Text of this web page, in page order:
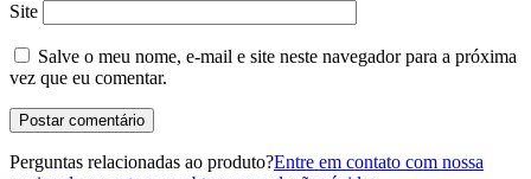
Site
Salve o meu nome, e-mail e site neste navegador para a próxima
vez que eu comentar.
Perguntas relacionadas ao produto?Entre em contato com nossa